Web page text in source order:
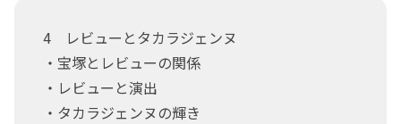
4 レビューとタカラジェンヌ
・宝塚とレビューの関係
・レビューと演出
・タカラジェンヌの輝き